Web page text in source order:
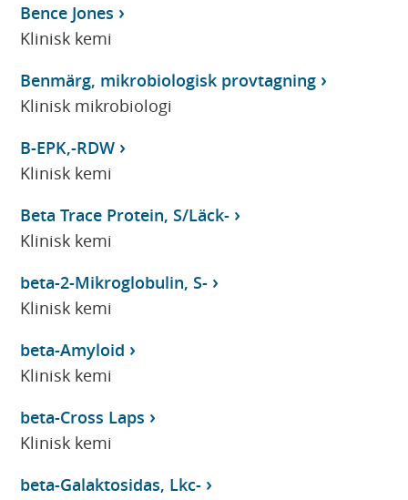
Bence Jones
Klinisk kemi
Benmärg, mikrobiologisk provtagning
Klinisk mikrobiologi
B-EPK,-RDW
Klinisk kemi
Beta Trace Protein, S/Läck-
Klinisk kemi
beta-2-Mikroglobulin, S-
Klinisk kemi
beta-Amyloid
Klinisk kemi
beta-Cross Laps
Klinisk kemi
beta-Galaktosidas, Lkc-